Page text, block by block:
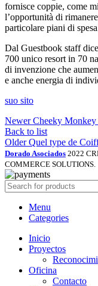
fornisce coppie, come
l’opportunità di
particolare piani di
Dal Guestbook staff
700 unico resort in 70
di invenzione che
e anche energia di
suo sito
Newer Cheeky
Back to list
Older Quel type de
Dorado Asociados 2022
COMMERCE SOLUTIONS.
Menu
Categories
Inicio
Proyectos
Oficina
Contacto